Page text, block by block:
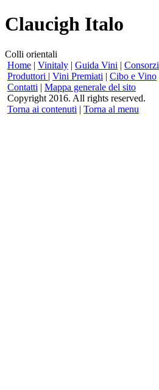
Claucigh Italo
Colli orientali
Home | Vinitaly | Guida Vini | Consorzi
Produttori | Vini Premiati | Cibo e Vino
Contatti | Mappa generale del sito
Copyright 2016. All rights reserved.
Torna ai contenuti | Torna al menu